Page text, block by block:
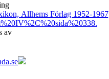
Allhems Förlag 1952-
av